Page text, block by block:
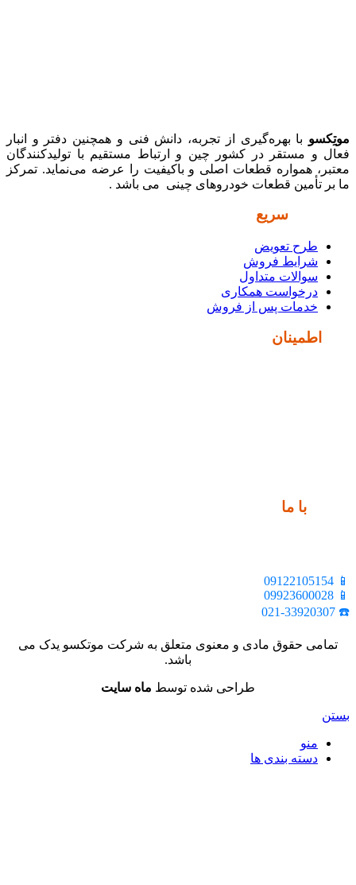
موتِکسو با بهره‌گیری از تجربه، دانش فنی و همچنین دفتر و انبار
فعال و مستقر در کشور چین و ارتباط مستقیم با تولیدکنندگان
معتبر، همواره قطعات اصلی و باکیفیت را عرضه می‌نماید. تمرکز
ما بر تأمین قطعات خودروهای چینی می باشد .
سریع
طرح تعویض
شرایط فروش
سوالات متداول
درخواست همکاری
خدمات پس از فروش
اطمینان
با ما
📱 09122105154
📱 09923600028
☎️ 021-33920307
تمامی حقوق مادی و معنوی متعلق به شرکت موتکسو یدک می
باشد.
طراحی شده توسط ماه سایت
بستن
منو
دسته بندی ها